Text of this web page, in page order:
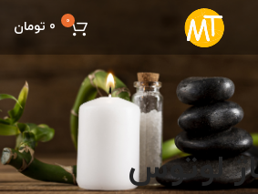
0
0 تومان
لوتوس